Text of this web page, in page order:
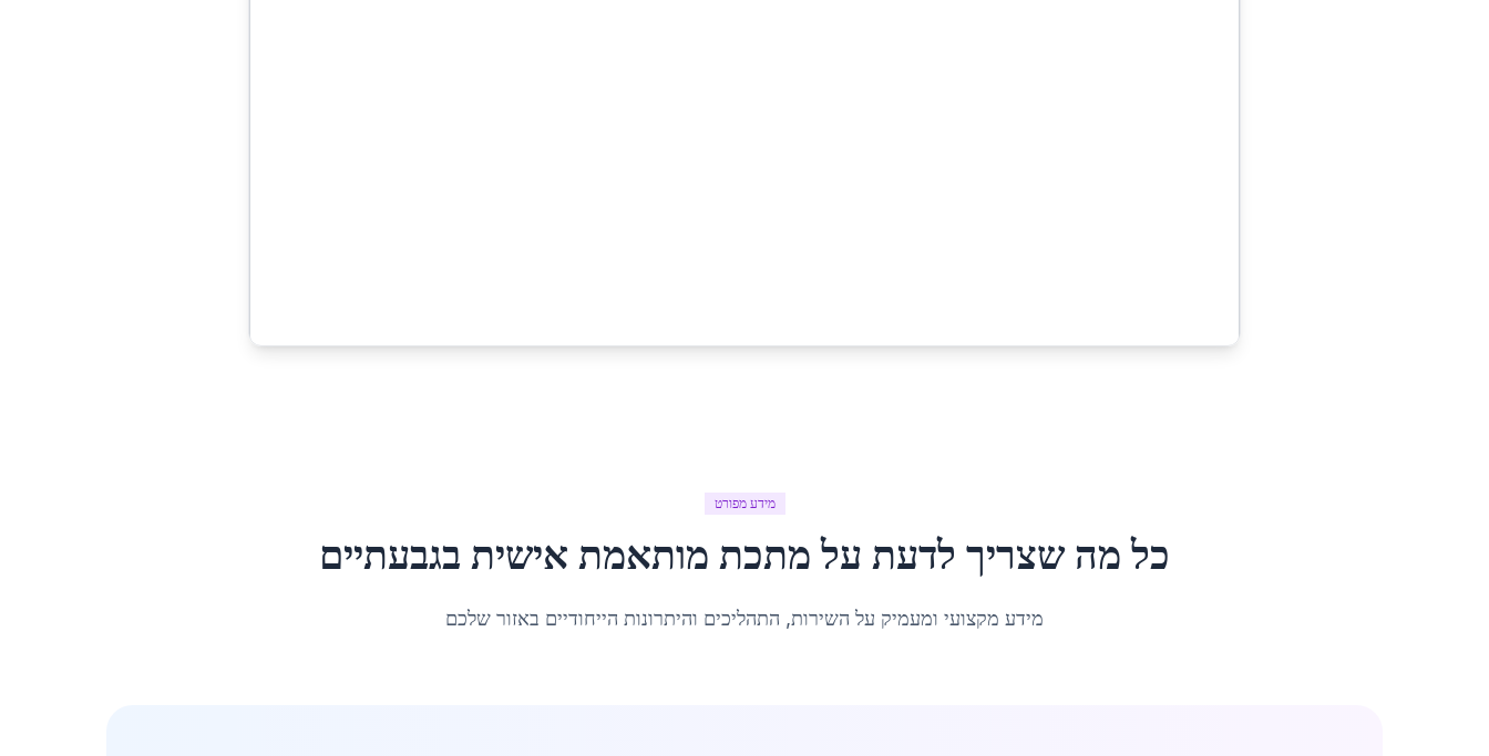
מידע מפורט
כל מה שצריך לדעת על מתכת מותאמת אישית בגבעתיים
מידע מקצועי ומעמיק על השירות, התהליכים והיתרונות הייחודיים באזור שלכם